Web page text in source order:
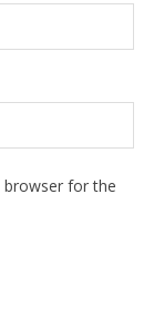
browser for the